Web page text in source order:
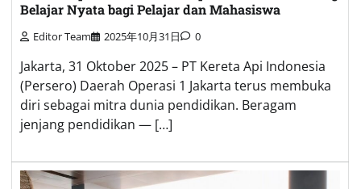
Belajar Nyata bagi Pelajar dan Mahasiswa
Editor Team 2025年10月31日 0
Jakarta, 31 Oktober 2025 – PT Kereta Api Indonesia
(Persero) Daerah Operasi 1 Jakarta terus membuka
diri sebagai mitra dunia pendidikan. Beragam
jenjang pendidikan — […]